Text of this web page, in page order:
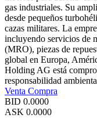
gas industriales. Su
desde pequeños
cazas militares. La
incluyendo servicios de
(MRO), piezas de
global en Europa,
Holding AG está
responsabilidad
Venta Compra
BID 0.0000
ASK 0.0000